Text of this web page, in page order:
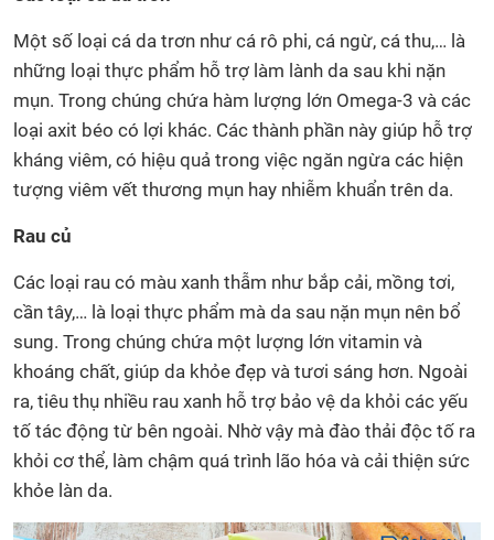
Một số loại cá da trơn như cá rô phi, cá ngừ, cá thu,… là
những loại thực phẩm hỗ trợ làm lành da sau khi nặn
mụn. Trong chúng chứa hàm lượng lớn Omega-3 và các
loại axit béo có lợi khác. Các thành phần này giúp hỗ trợ
kháng viêm, có hiệu quả trong việc ngăn ngừa các hiện
tượng viêm vết thương mụn hay nhiễm khuẩn trên da.
Rau củ
Các loại rau có màu xanh thẫm như bắp cải, mồng tơi,
cần tây,… là loại thực phẩm mà da sau nặn mụn nên bổ
sung. Trong chúng chứa một lượng lớn vitamin và
khoáng chất, giúp da khỏe đẹp và tươi sáng hơn. Ngoài
ra, tiêu thụ nhiều rau xanh hỗ trợ bảo vệ da khỏi các yếu
tố tác động từ bên ngoài. Nhờ vậy mà đào thải độc tố ra
khỏi cơ thể, làm chậm quá trình lão hóa và cải thiện sức
khỏe làn da.